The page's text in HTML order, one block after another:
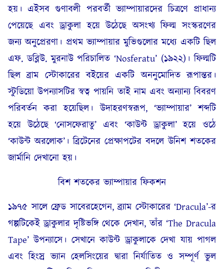
হয়। এইসব গুণাবলী পরবর্তী ভ্যাম্পায়ারদের চিত্রণে প্রাধান্য
পেয়েছে এবং ড্রাকুলা হয়ে উঠেছে অসংখ্য ফিল্ম সংস্করণের
জন্য অনুপ্রেরণা। প্রথম ভ্যাম্পায়ার মুভিগুলোর মধ্যে একটি ছিল
এফ. ডব্লিউ. মুরনাউ পরিচালিত ‘Nosferatu’ (১৯২২)। ফিল্মটি
ছিল ব্রাম স্টোকারের বইয়ের একটি অননুমোদিত রূপান্তর।
স্টুডিয়ো উপন্যাসটির স্বত্ব পায়নি তাই নাম এবং অন্যান্য বিবরণ
পরিবর্তন করা হয়েছিল। উদাহরণস্বরূপ, ‘ভ্যাম্পায়ার’ শব্দটি
হয়ে উঠেছে ‘নোসফেরাতু’ এবং ‘কাউন্ট ড্রাকুলা’ হয়ে ওঠে
‘কাউন্ট অরলোক’। ব্রিটেনের প্রেক্ষাপটের বদলে উনিশ শতকের
জার্মানি দেখানো হয়।
বিশ শতকের ভ্যাম্পায়ার ফিকশন
১৯৭৫ সালে ফ্রেড সাবেরহেগেন, ব্র্যাম স্টোকারের ‘Dracula’-র
গল্পটিকেই ড্রাকুলার দৃষ্টিভঙ্গি থেকে দেখান, তাঁর ‘The Dracula
Tape’ উপন্যাসে। সেখানে কাউন্ট ড্রাকুলাকে দেখা যায় পাগল
এবং হিংস্র ভ্যান হেলসিংয়ের দ্বারা নির্যাতিত ও সম্পূর্ণ ভুল